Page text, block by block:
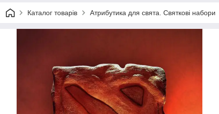
Каталог товарів Атрибутика для свята. Святкові набори